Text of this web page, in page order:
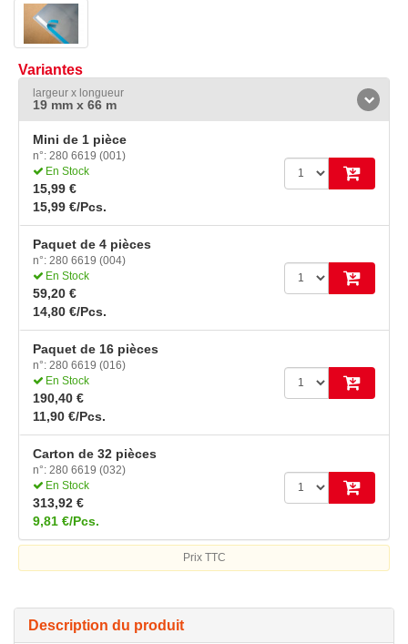
Variantes
largeur x longueur
19 mm x 66 m
Mini de 1 pièce
n°: 280 6619 (001)
En Stock
15,99 €
15,99 €/Pcs.
Paquet de 4 pièces
n°: 280 6619 (004)
En Stock
59,20 €
14,80 €/Pcs.
Paquet de 16 pièces
n°: 280 6619 (016)
En Stock
190,40 €
11,90 €/Pcs.
Carton de 32 pièces
n°: 280 6619 (032)
En Stock
313,92 €
9,81 €/Pcs.
Prix TTC
Description du produit